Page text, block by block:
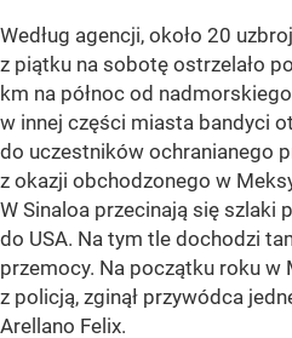
Według agencji, około 20
z piątku na sobotę ostrzelało
km na północ od
w innej części miasta bandyci
do uczestników ochranianego
z okazji obchodzonego w
W Sinaloa przecinają się szlaki
do USA. Na tym tle dochodzi
przemocy. Na początku roku w
z policją, zginął przywódca
Arellano Felix.